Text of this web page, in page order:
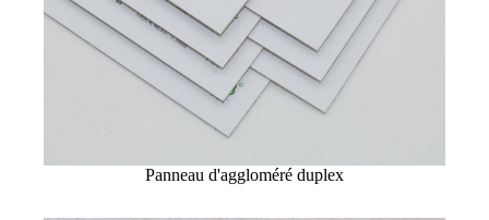
Panneau d'aggloméré duplex